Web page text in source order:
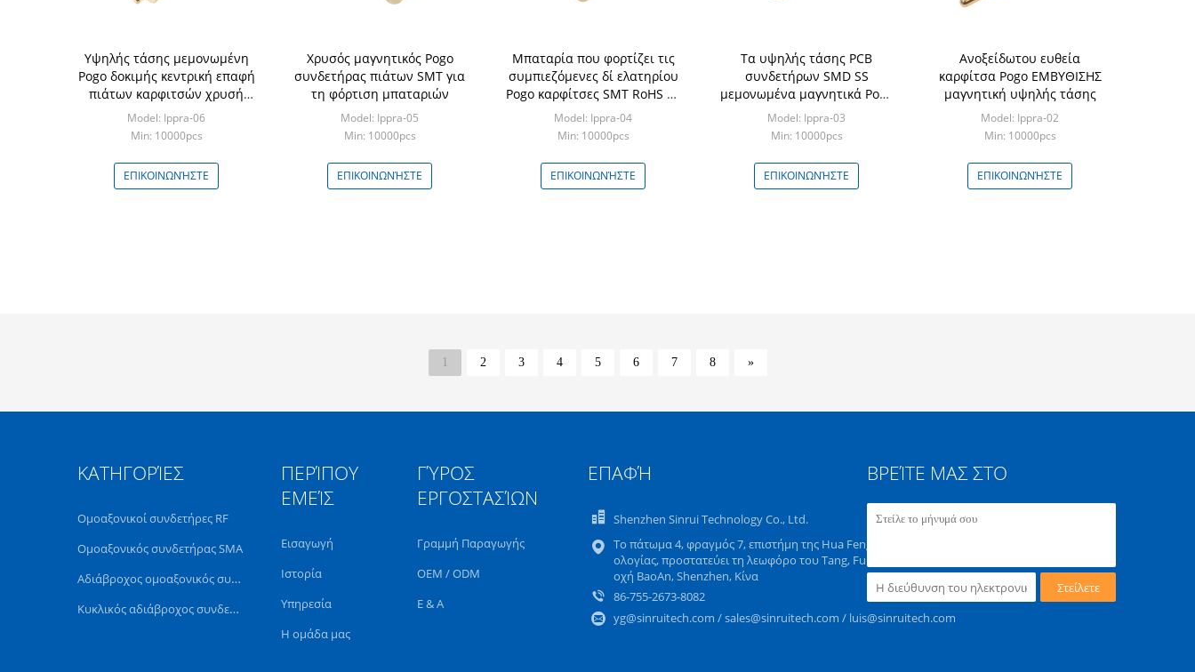
Υψηλής τάσης μεμονωμένη
Pogo δοκιμής κεντρική επαφή
πιάτων καρφιτσών χρυσή
που καλύπτεται
Model: Ippra-06
Min: 10000pcs
ΕΠΙΚΟΙΝΩΝΉΣΤΕ
Χρυσός μαγνητικός Pogo
συνδετήρας πιάτων SMT για
τη φόρτιση μπαταριών
Model: Ippra-05
Min: 10000pcs
ΕΠΙΚΟΙΝΩΝΉΣΤΕ
Μπαταρία που φορτίζει τις
συμπιεζόμενες δί ελατηρίου
Pogo καρφίτσες SMT RoHS με
την ουρά
Model: Ippra-04
Min: 10000pcs
ΕΠΙΚΟΙΝΩΝΉΣΤΕ
Τα υψηλής τάσης PCB
συνδετήρων SMD SS
μεμονωμένα μαγνητικά Pogo
τοποθετούν
Model: Ippra-03
Min: 10000pcs
ΕΠΙΚΟΙΝΩΝΉΣΤΕ
Ανοξείδωτου ευθεία
καρφίτσα Pogo ΕΜΒΥΘΙΣΗΣ
μαγνητική υψηλής τάσης
Model: Ippra-02
Min: 10000pcs
ΕΠΙΚΟΙΝΩΝΉΣΤΕ
1 2 3 4 5 6 7 8 »
ΚΑΤΗΓΟΡΊΕΣ
Ομοαξονικοί συνδετήρες RF
Ομοαξονικός συνδετήρας SMA
Αδιάβροχος ομοαξονικός συνδετήρας
Κυκλικός αδιάβροχος συνδετήρας
ΠΕΡΊΠΟΥ
ΕΜΕΊΣ
Εισαγωγή
Ιστορία
Υπηρεσία
Η ομάδα μας
ΓΎΡΟΣ
ΕΡΓΟΣΤΑΣΊΩΝ
Γραμμή Παραγωγής
OEM / ODM
Ε & Α
ΕΠΑΦΉ
Shenzhen Sinrui Technology Co., Ltd.
Το πάτωμα 4, φραγμός 7, επιστήμη της Hua Feng και πάρκο τεχν
ολογίας, προστατεύει τη λεωφόρο του Tang, Fu Yong Town, περι
οχή BaoAn, Shenzhen, Κίνα
86-755-2673-8082
yg@sinruitech.com / sales@sinruitech.com / luis@sinruitech.com
ΒΡΕΊΤΕ ΜΑΣ ΣΤΟ
Στείλετε